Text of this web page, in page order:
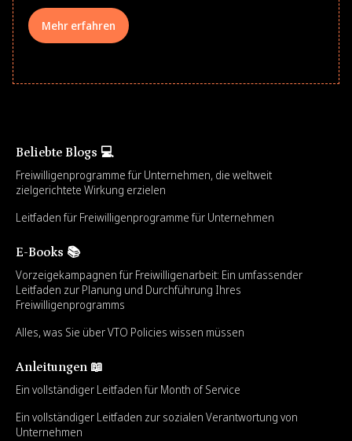
Mehr erfahren
Beliebte Blogs 💻
Freiwilligenprogramme für Unternehmen, die weltweit
zielgerichtete Wirkung erzielen
Leitfaden für Freiwilligenprogramme für Unternehmen
E-Books 📚
Vorzeigekampagnen für Freiwilligenarbeit: Ein umfassender
Leitfaden zur Planung und Durchführung Ihres
Freiwilligenprogramms
Alles, was Sie über VTO Policies wissen müssen
Anleitungen 📖
Ein vollständiger Leitfaden für Month of Service
Ein vollständiger Leitfaden zur sozialen Verantwortung von
Unternehmen